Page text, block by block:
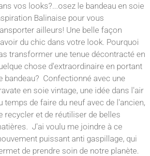
vos looks?...osez le bandeau en soie
Balinaise pour vous
ailleurs! Une belle façon
du chic dans votre look. Pourquoi
transformer une tenue décontracté en
chose d'extraordinaire en portant
bandeau? Confectionné avec une
en soie vintage, une idée dans l'air
temps de faire du neuf avec de l'ancien,
recycler et de réutiliser de belles
J'ai voulu me joindre à ce
puissant anti gaspillage, qui
de prendre soin de notre planète.